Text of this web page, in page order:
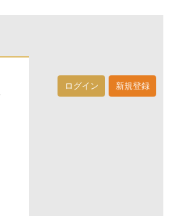
ログイン 新規登録